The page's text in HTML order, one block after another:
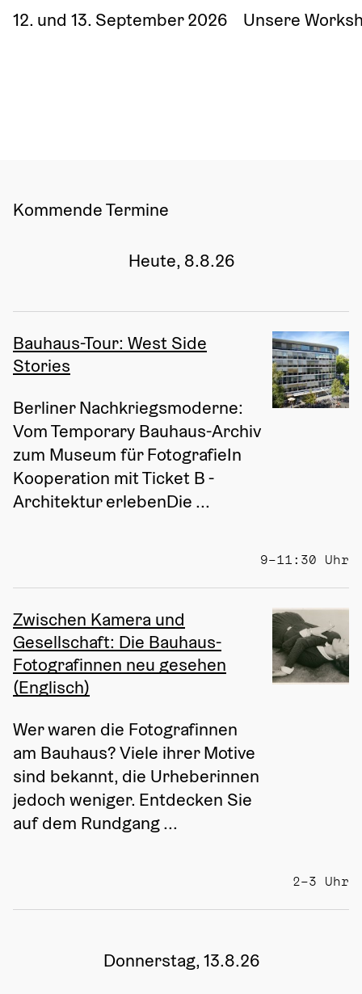
12. und 13. September 2026
Unsere
Kommende Termine
Heute, 8.8.26
Bauhaus-Tour: West Side
Stories
Berliner Nachkriegsmoderne:
Vom Temporary Bauhaus-Archiv
zum Museum für FotografieIn
Kooperation mit Ticket B -
Architektur erlebenDie ...
9–11:30 Uhr
Zwischen Kamera und
Gesellschaft: Die Bauhaus-
Fotografinnen neu gesehen
(Englisch)
Wer waren die Fotografinnen
am Bauhaus? Viele ihrer Motive
sind bekannt, die Urheberinnen
jedoch weniger. Entdecken Sie
auf dem Rundgang ...
2–3 Uhr
Donnerstag, 13.8.26